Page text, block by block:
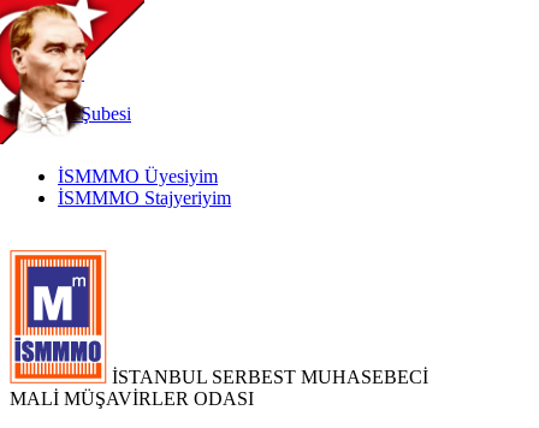
TR
|
EN
İnternetŞubesi
İSMMMO Üyesiyim
İSMMMO Stajyeriyim
İSTANBUL SERBEST MUHASEBECİ
MALİ MÜŞAVİRLER ODASI